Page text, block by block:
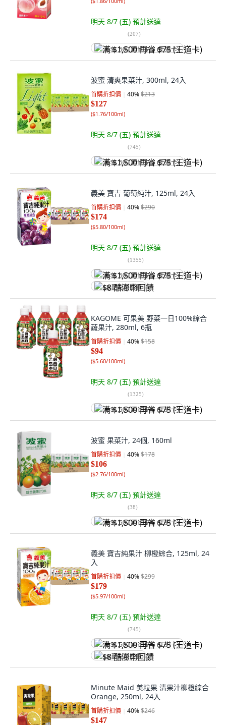
明天 8/7 (五) 預計送達
(207)
满 $1,500 再省 $75 (王道卡)
波蜜 清爽果菜汁, 300ml, 24入
首購折扣價 40%$213
$127
($1.76/100ml)
明天 8/7 (五) 預計送達
(745)
满 $1,500 再省 $75 (王道卡)
義美 寶吉 葡萄純汁, 125ml, 24入
首購折扣價 40%$290
$174
($5.80/100ml)
明天 8/7 (五) 預計送達
(1355)
满 $1,500 再省 $75 (王道卡)
$8 酷澎幣回饋
KAGOME 可果美 野菜一日100%綜合
蔬果汁, 280ml, 6瓶
首購折扣價 40%$158
$94
($5.60/100ml)
明天 8/7 (五) 預計送達
(1325)
满 $1,500 再省 $75 (王道卡)
波蜜 果菜汁, 24個, 160ml
首購折扣價 40%$178
$106
($2.76/100ml)
明天 8/7 (五) 預計送達
(38)
满 $1,500 再省 $75 (王道卡)
義美 寶吉純果汁 柳橙綜合, 125ml, 24
入
首購折扣價 40%$299
$179
($5.97/100ml)
明天 8/7 (五) 預計送達
(745)
满 $1,500 再省 $75 (王道卡)
$8 酷澎幣回饋
Minute Maid 美粒果 清果汁柳橙綜合
Orange, 250ml, 24入
首購折扣價 40%$246
$147